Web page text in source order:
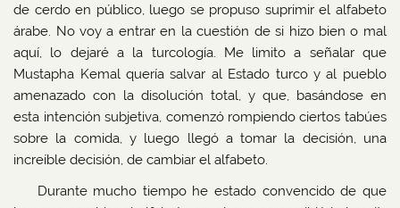
de cerdo en público, luego se propuso suprimir el alfabeto
árabe. No voy a entrar en la cuestión de si hizo bien o mal
aquí, lo dejaré a la turcología. Me limito a señalar que
Mustapha Kemal quería salvar al Estado turco y al pueblo
amenazado con la disolución total, y que, basándose en
esta intención subjetiva, comenzó rompiendo ciertos tabúes
sobre la comida, y luego llegó a tomar la decisión, una
increíble decisión, de cambiar el alfabeto.
Durante mucho tiempo he estado convencido de que